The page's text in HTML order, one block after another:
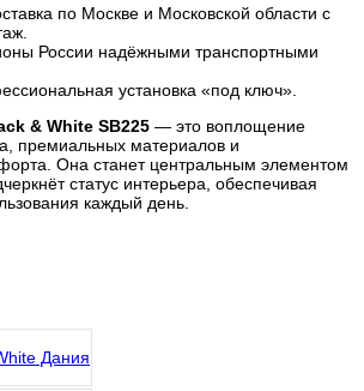
по Москве и Московской области с
России надёжными транспортными
установка «под ключ».
& White SB225 — это воплощение
премиальных материалов и
Она станет центральным элементом
статус интерьера, обеспечивая
каждый день.
Дания